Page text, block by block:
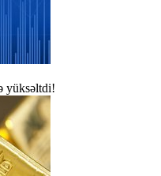
yüksəltdi!